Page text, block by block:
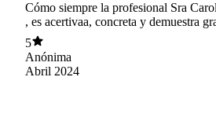
Cómo siempre la profesional Sra
, es acertivaa, concreta y demuestra
por lo que planteo en cada sesión, no
agradecer me da foco para salir
Psiquiatra Dr.Octavio Rojas de la
Condes,está muy contento con su
5
Anónima
Abril 2024